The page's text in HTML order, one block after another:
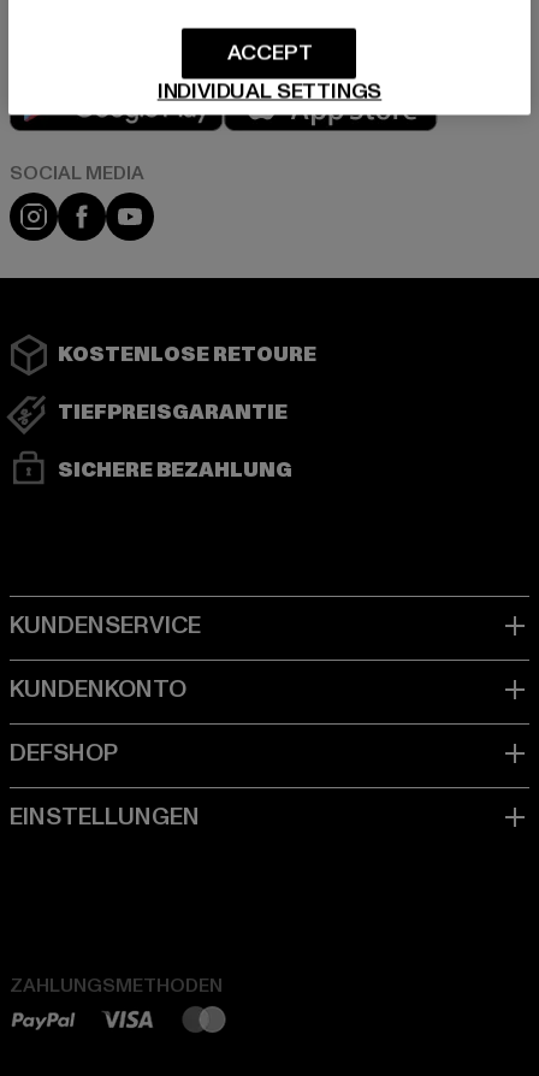
Play market
Instagram
FacebookYouTube
KOSTENLOSE RETOURE
TIEFPREISGARANTIE
SICHERE BEZAHLUNG
ZAHLUNGSMETHODEN
INDIVIDUAL SETTINGS
ACCEPT